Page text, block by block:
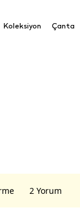
Koleksiyon Çanta
2 Yorum